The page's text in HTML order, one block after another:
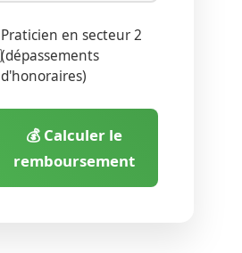
Praticien en secteur 2
(dépassements
d'honoraires)
💰 Calculer le
remboursement